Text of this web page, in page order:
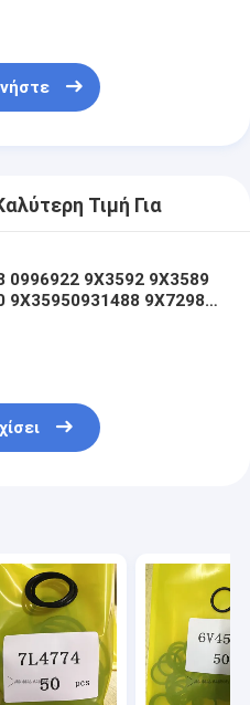
Τιμή Για
0996922 9X3592 9X3589
9X35950931488 9X7298